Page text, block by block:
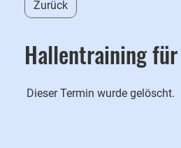
Zurück
Hallentraining für
Dieser Termin wurde gelöscht.